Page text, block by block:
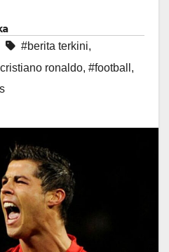
#berita terkini,
ronaldo, #football ,